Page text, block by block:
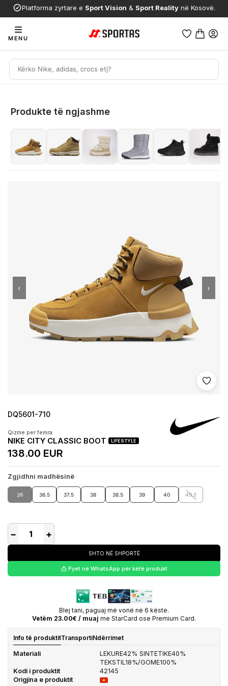
Platforma zyrtare e Sport Vision & Sport Reality në Kosovë.
MENU
Produkte të ngjashme
Shto
‹ ›
DQ5601-710
Qizme per femra
NIKE CITY CLASSIC BOOT LIFESTYLE
138.00 EUR
Zgjidhni madhësinë
36 36.5 37.5 38 38.5 39 40 40.5
− +
SHTO NË SHPORTË
📩 Pyet në WhatsApp për këtë produkt
Blej tani, paguaj më vonë në 6 këste.
Vetëm 23.00€ / muaj me StarCard ose Premium Card.
Info të produktitTransportiNdërrimet
Materiali
LEKURE42% SINTETIKE40%
TEKSTIL18%/GOME100%
Kodi i produktit
42145
Origjina e produktit